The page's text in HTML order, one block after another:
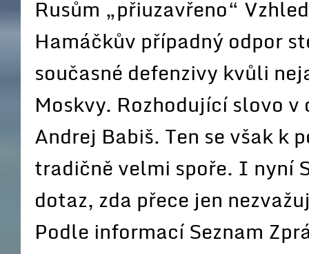
Rusům „přiuzavřeno“
Hamáčkův případný odpor
současné defenzivy kvůli
Moskvy. Rozhodující slovo
Andrej Babiš. Ten se však k
tradičně velmi spoře. I nyní
dotaz, zda přece jen
Podle informací Seznam